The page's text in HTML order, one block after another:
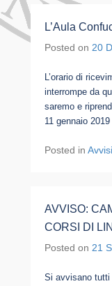
L’Aula
Posted on 20
L’orario di
interrompe da
saremo e
11 gennaio
Posted in Avvisi
AVVISO:
CORSI DI
Posted on 21
Si avvisano